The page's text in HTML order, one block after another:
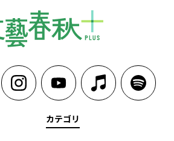
カテゴリ